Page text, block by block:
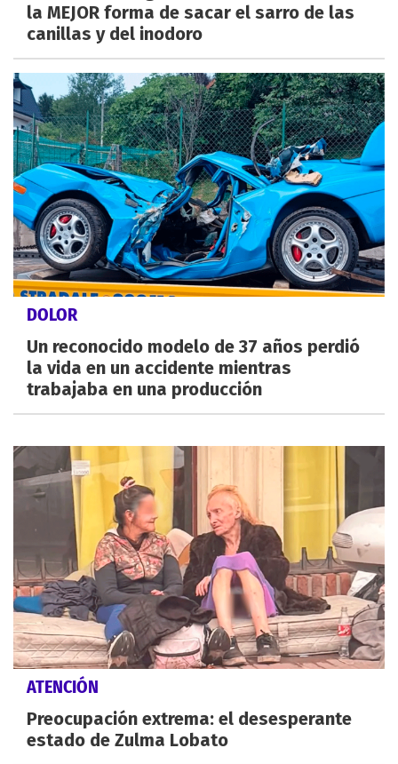
la MEJOR forma de sacar el sarro de las
canillas y del inodoro
DOLOR
Un reconocido modelo de 37 años perdió
la vida en un accidente mientras
trabajaba en una producción
ATENCIÓN
Preocupación extrema: el desesperante
estado de Zulma Lobato